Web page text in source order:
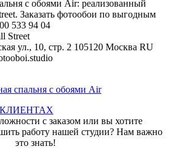
с обоями Air: реализованный
Заказать фотообои по выгодным
533 94 04
Street
ул., 10, стр. 2 105120 Москва RU
спальня с обоями Air
с заказом или вы хотите
работу нашей студии? Нам важно
это знать!